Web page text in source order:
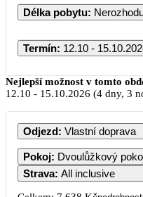
Délka pobytu:
Termín: 12.10 -
Nejlepší možnost v tomto
12.10 - 15.10.2026 (4 dny, 3
Odjezd: Vlastní doprava
Pokoj: Dvoulůžkový
Strava: All inclusive